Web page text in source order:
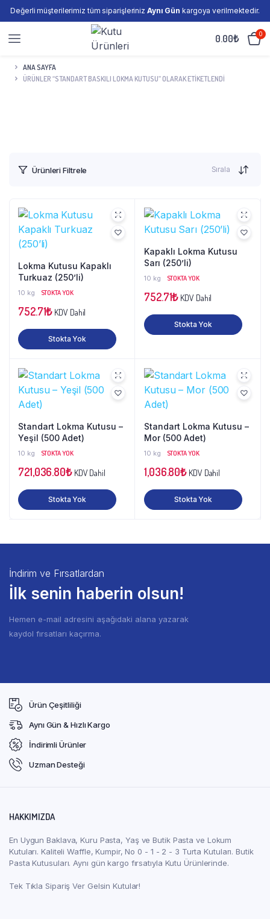
Değerli müşterilerimiz tüm siparişleriniz Aynı Gün kargoya verilmektedir.
0.00₺ 0
ANA SAYFA
ÜRÜNLER “STANDART BASKILI LOKMA KUTUSU” OLARAK ETIKETLENDI
Ürünleri Filtrele Sırala
Lokma Kutusu Kapaklı
Turkuaz (250’li)
10 kg STOKTA YOK
752.71₺ KDV Dahil
Stokta Yok
Kapaklı Lokma Kutusu
Sarı (250’li)
10 kg STOKTA YOK
752.71₺ KDV Dahil
Stokta Yok
Standart Lokma Kutusu –
Yeşil (500 Adet)
10 kg STOKTA YOK
721,036.80₺ KDV Dahil
Stokta Yok
Standart Lokma Kutusu –
Mor (500 Adet)
10 kg STOKTA YOK
1,036.80₺ KDV Dahil
Stokta Yok
İndirim ve Fırsatlardan
İlk senin haberin olsun!
Hemen e-mail adresini aşağıdaki alana yazarak
kaydol fırsatları kaçırma.
Ürün Çeşitliliği
Aynı Gün & Hızlı Kargo
İndirimli Ürünler
Uzman Desteği
HAKKIMIZDA
En Uygun Baklava, Kuru Pasta, Yaş ve Butik Pasta ve Lokum
Kutuları. Kaliteli Waffle, Kumpir, No 0 - 1 - 2 - 3 Turta Kutuları. Butik
Pasta Kutusuları. Aynı gün kargo fırsatıyla Kutu Ürünlerinde.
Tek Tıkla Sipariş Ver Gelsin Kutular!